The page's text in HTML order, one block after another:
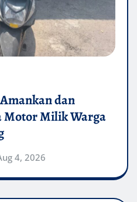
dan
Motor Milik Warga
4, 2026